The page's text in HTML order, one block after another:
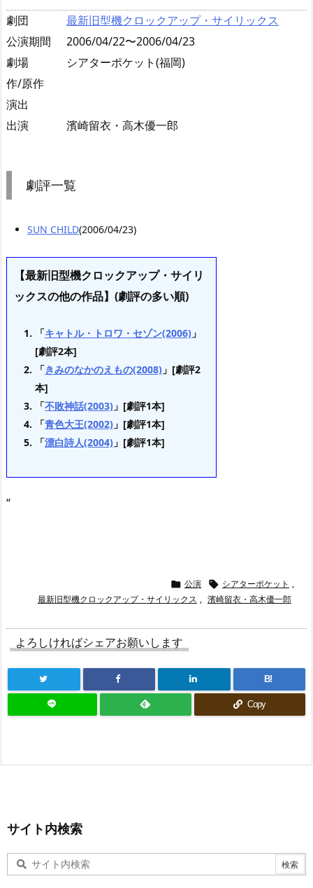
劇団
最新旧型機クロックアップ・サイリックス
公演期間
2006/04/22〜2006/04/23
劇場
シアターポケット(福岡)
作/原作
演出
出演
濱崎留衣・高木優一郎
劇評一覧
SUN CHILD(2006/04/23)
【最新旧型機クロックアップ・サイリ
ックスの他の作品】(劇評の多い順)
「キャトル・トロワ・セゾン(2006) 」
[劇評2本]
「きみのなかのえもの(2008) 」[劇評2
本]
「不敗神話(2003) 」[劇評1本]
「青色大王(2002) 」[劇評1本]
「漂白詩人(2004) 」[劇評1本]
“
 公演  シアターポケット ,
最新旧型機クロックアップ・サイリックス , 濱崎留衣・高木優一郎
よろしければシェアお願いします
B!
Copy
サイト内検索